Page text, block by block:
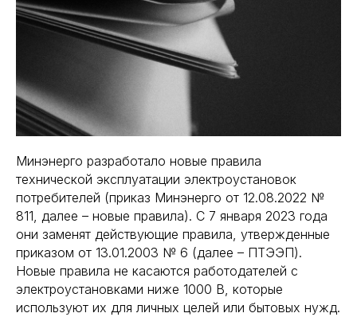
Минэнерго разработало новые правила
технической эксплуатации электроустановок
потребителей (приказ Минэнерго от 12.08.2022 №
811, далее – новые правила). С 7 января 2023 года
они заменят действующие правила, утвержденные
приказом от 13.01.2003 № 6 (далее – ПТЭЭП).
Новые правила не касаются работодателей с
электроустановками ниже 1000 В, которые
используют их для личных целей или бытовых нужд.